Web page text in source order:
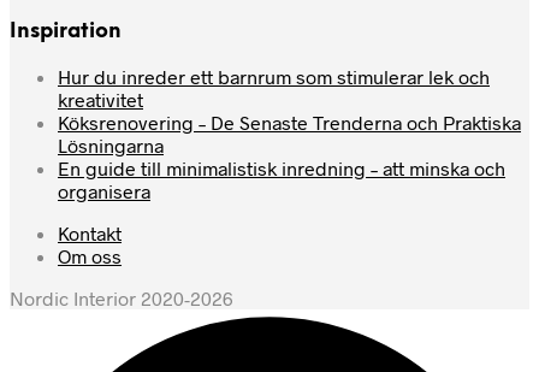
Inspiration
Hur du inreder ett barnrum som stimulerar lek och
kreativitet
Köksrenovering – De Senaste Trenderna och Praktiska
Lösningarna
En guide till minimalistisk inredning – att minska och
organisera
Kontakt
Om oss
Nordic Interior 2020-2026